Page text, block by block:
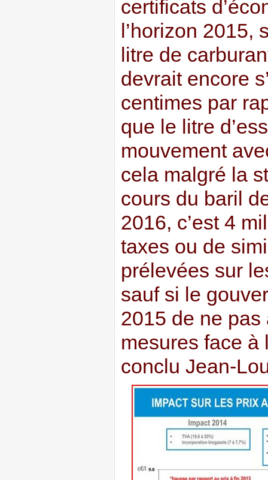
certificats
l’horizon 2015,
litre de
devrait encore
centimes par
que le litre
mouvement
cela malgré la
cours du baril
2016, c’est 4
taxes ou de
prélevées sur
sauf si le
2015 de ne
mesures face à
conclu Jean-